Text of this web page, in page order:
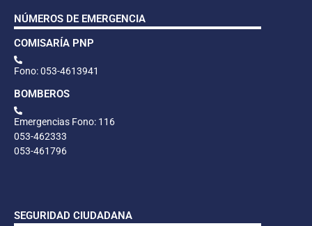
NÚMEROS DE EMERGENCIA
COMISARÍA PNP
Fono: 053-4613941
BOMBEROS
Emergencias Fono: 116
053-462333
053-461796
SEGURIDAD CIUDADANA